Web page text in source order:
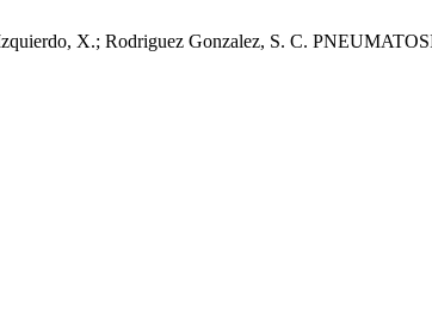
X.; Rodriguez Gonzalez, S. C.